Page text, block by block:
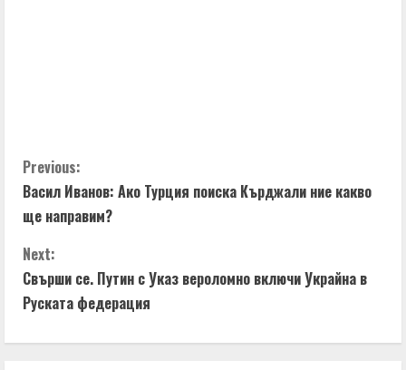
i
n
g
C
o
n
t
Previous:
Васил Иванов: Ако Турция поиска Кърджали ние какво
ще направим?
Next:
Свърши се. Путин с Указ вероломно включи Украйна в
Руската федерация